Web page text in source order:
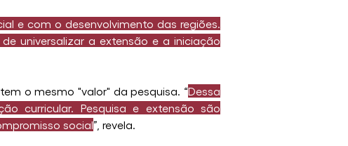
e com o desenvolvimento das regiões.
universalizar a extensão e a iniciação
o mesmo "valor" da pesquisa. “Dessa
curricular. Pesquisa e extensão são
social”, revela.